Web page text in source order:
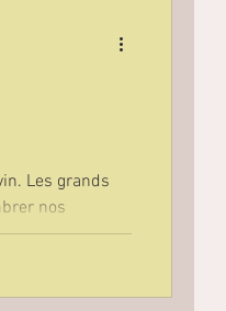
nos
! C'est la